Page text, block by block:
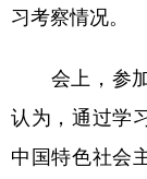
English
Русский
Deutsch
习考察情况。
会上，参加
认为，通过学
中国特色社会